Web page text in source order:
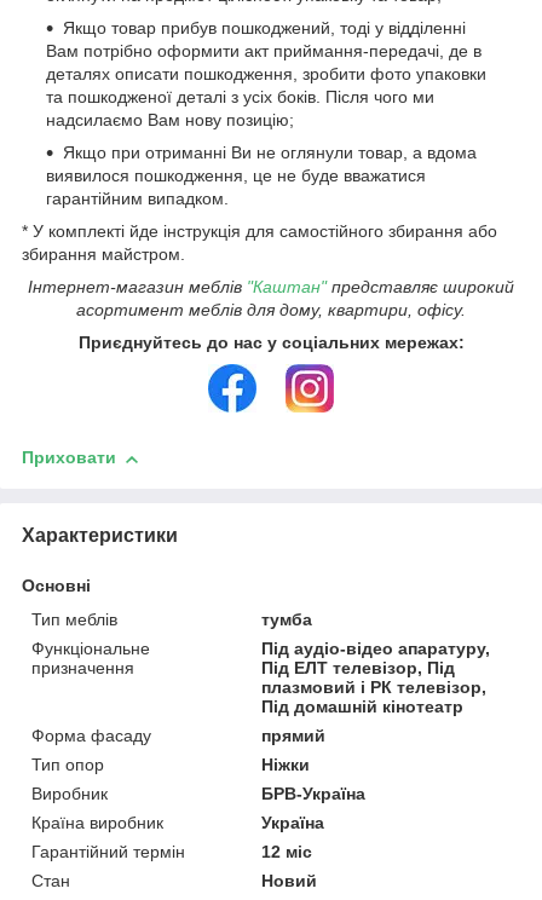
Якщо товар прибув пошкоджений, тоді у відділенні
Вам потрібно оформити акт приймання-передачі, де в
деталях описати пошкодження, зробити фото упаковки
та пошкодженої деталі з усіх боків. Після чого ми
надсилаємо Вам нову позицію;
Якщо при отриманні Ви не оглянули товар, а вдома
виявилося пошкодження, це не буде вважатися
гарантійним випадком.
* У комплекті йде інструкція для самостійного збирання або
збирання майстром.
Інтернет-магазин меблів "Каштан"представляє широкий
асортимент меблів для дому, квартири, офісу.
Приєднуйтесь до нас у соціальних мережах:
Приховати
Характеристики
Основні
Тип меблів
тумба
Функціональне
призначення
Під аудіо-відео апаратуру,
Під ЕЛТ телевізор, Під
плазмовий і РК телевізор,
Під домашній кінотеатр
Форма фасаду
прямий
Тип опор
Ніжки
Виробник
БРВ-Україна
Країна виробник
Україна
Гарантійний термін
12 міс
Стан
Новий